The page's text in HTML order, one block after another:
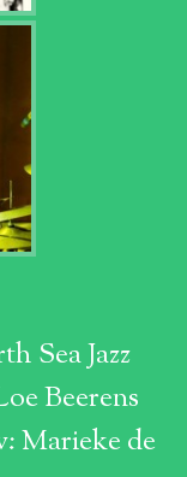
Sea Jazz
Beerens
Marieke de